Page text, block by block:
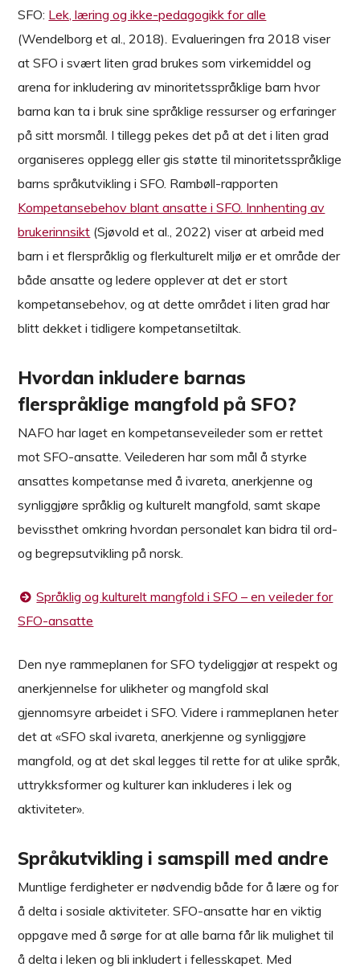
SFO: Lek, læring og ikke-pedagogikk for alle
(Wendelborg et al., 2018). Evalueringen fra 2018 viser
at SFO i svært liten grad brukes som virkemiddel og
arena for inkludering av minoritetsspråklige barn hvor
barna kan ta i bruk sine språklige ressurser og erfaringer
på sitt morsmål. I tillegg pekes det på at det i liten grad
organiseres opplegg eller gis støtte til minoritetsspråklige
barns språkutvikling i SFO. Rambøll-rapporten
Kompetansebehov blant ansatte i SFO. Innhenting av
brukerinnsikt (Sjøvold et al., 2022) viser at arbeid med
barn i et flerspråklig og flerkulturelt miljø er et område der
både ansatte og ledere opplever at det er stort
kompetansebehov, og at dette området i liten grad har
blitt dekket i tidligere kompetansetiltak.
Hvordan inkludere barnas
flerspråklige mangfold på SFO?
NAFO har laget en kompetanseveileder som er rettet
mot SFO-ansatte. Veilederen har som mål å styrke
ansattes kompetanse med å ivareta, anerkjenne og
synliggjøre språklig og kulturelt mangfold, samt skape
bevissthet omkring hvordan personalet kan bidra til ord-
og begrepsutvikling på norsk.
Språklig og kulturelt mangfold i SFO – en veileder for
SFO-ansatte
Den nye rammeplanen for SFO tydeliggjør at respekt og
anerkjennelse for ulikheter og mangfold skal
gjennomsyre arbeidet i SFO. Videre i rammeplanen heter
det at «SFO skal ivareta, anerkjenne og synliggjøre
mangfold, og at det skal legges til rette for at ulike språk,
uttrykksformer og kulturer kan inkluderes i lek og
aktiviteter».
Språkutvikling i samspill med andre
Muntlige ferdigheter er nødvendig både for å lære og for
å delta i sosiale aktiviteter. SFO-ansatte har en viktig
oppgave med å sørge for at alle barna får lik mulighet til
å delta i leken og bli inkludert i fellesskapet. Med